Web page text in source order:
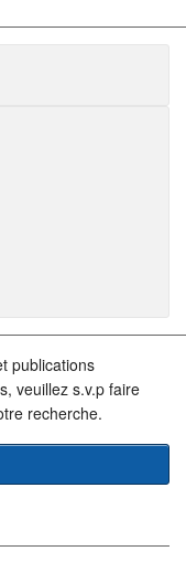
publications
veuillez s.v.p faire
recherche.